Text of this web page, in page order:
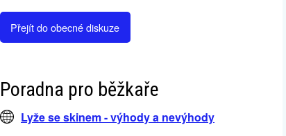
Přejít do obecné diskuze
Poradna pro běžkaře
Lyže se skinem - výhody a nevýhody